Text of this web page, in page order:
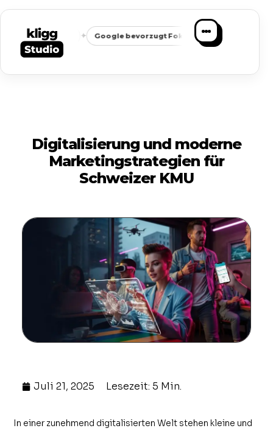
✦ Google bevorzugt Fokus ✦ Passende Anfragen
Digitalisierung und moderne
Marketingstrategien für
Schweizer KMU
Juli 21, 2025 Lesezeit: 5 Min.
In einer zunehmend digitalisierten Welt stehen kleine und